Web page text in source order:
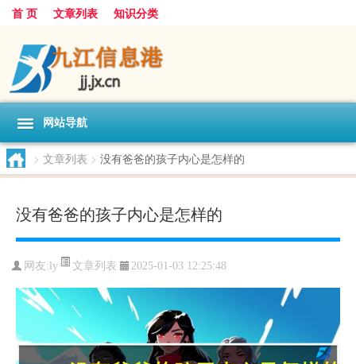
首 页 文章列表 知识分类
网站导航
> 文章列表 > 没有爸爸的孩子内心是怎样的
没有爸爸的孩子内心是怎样的
网友: ly 文章列表 2025-01-03 12:25:48